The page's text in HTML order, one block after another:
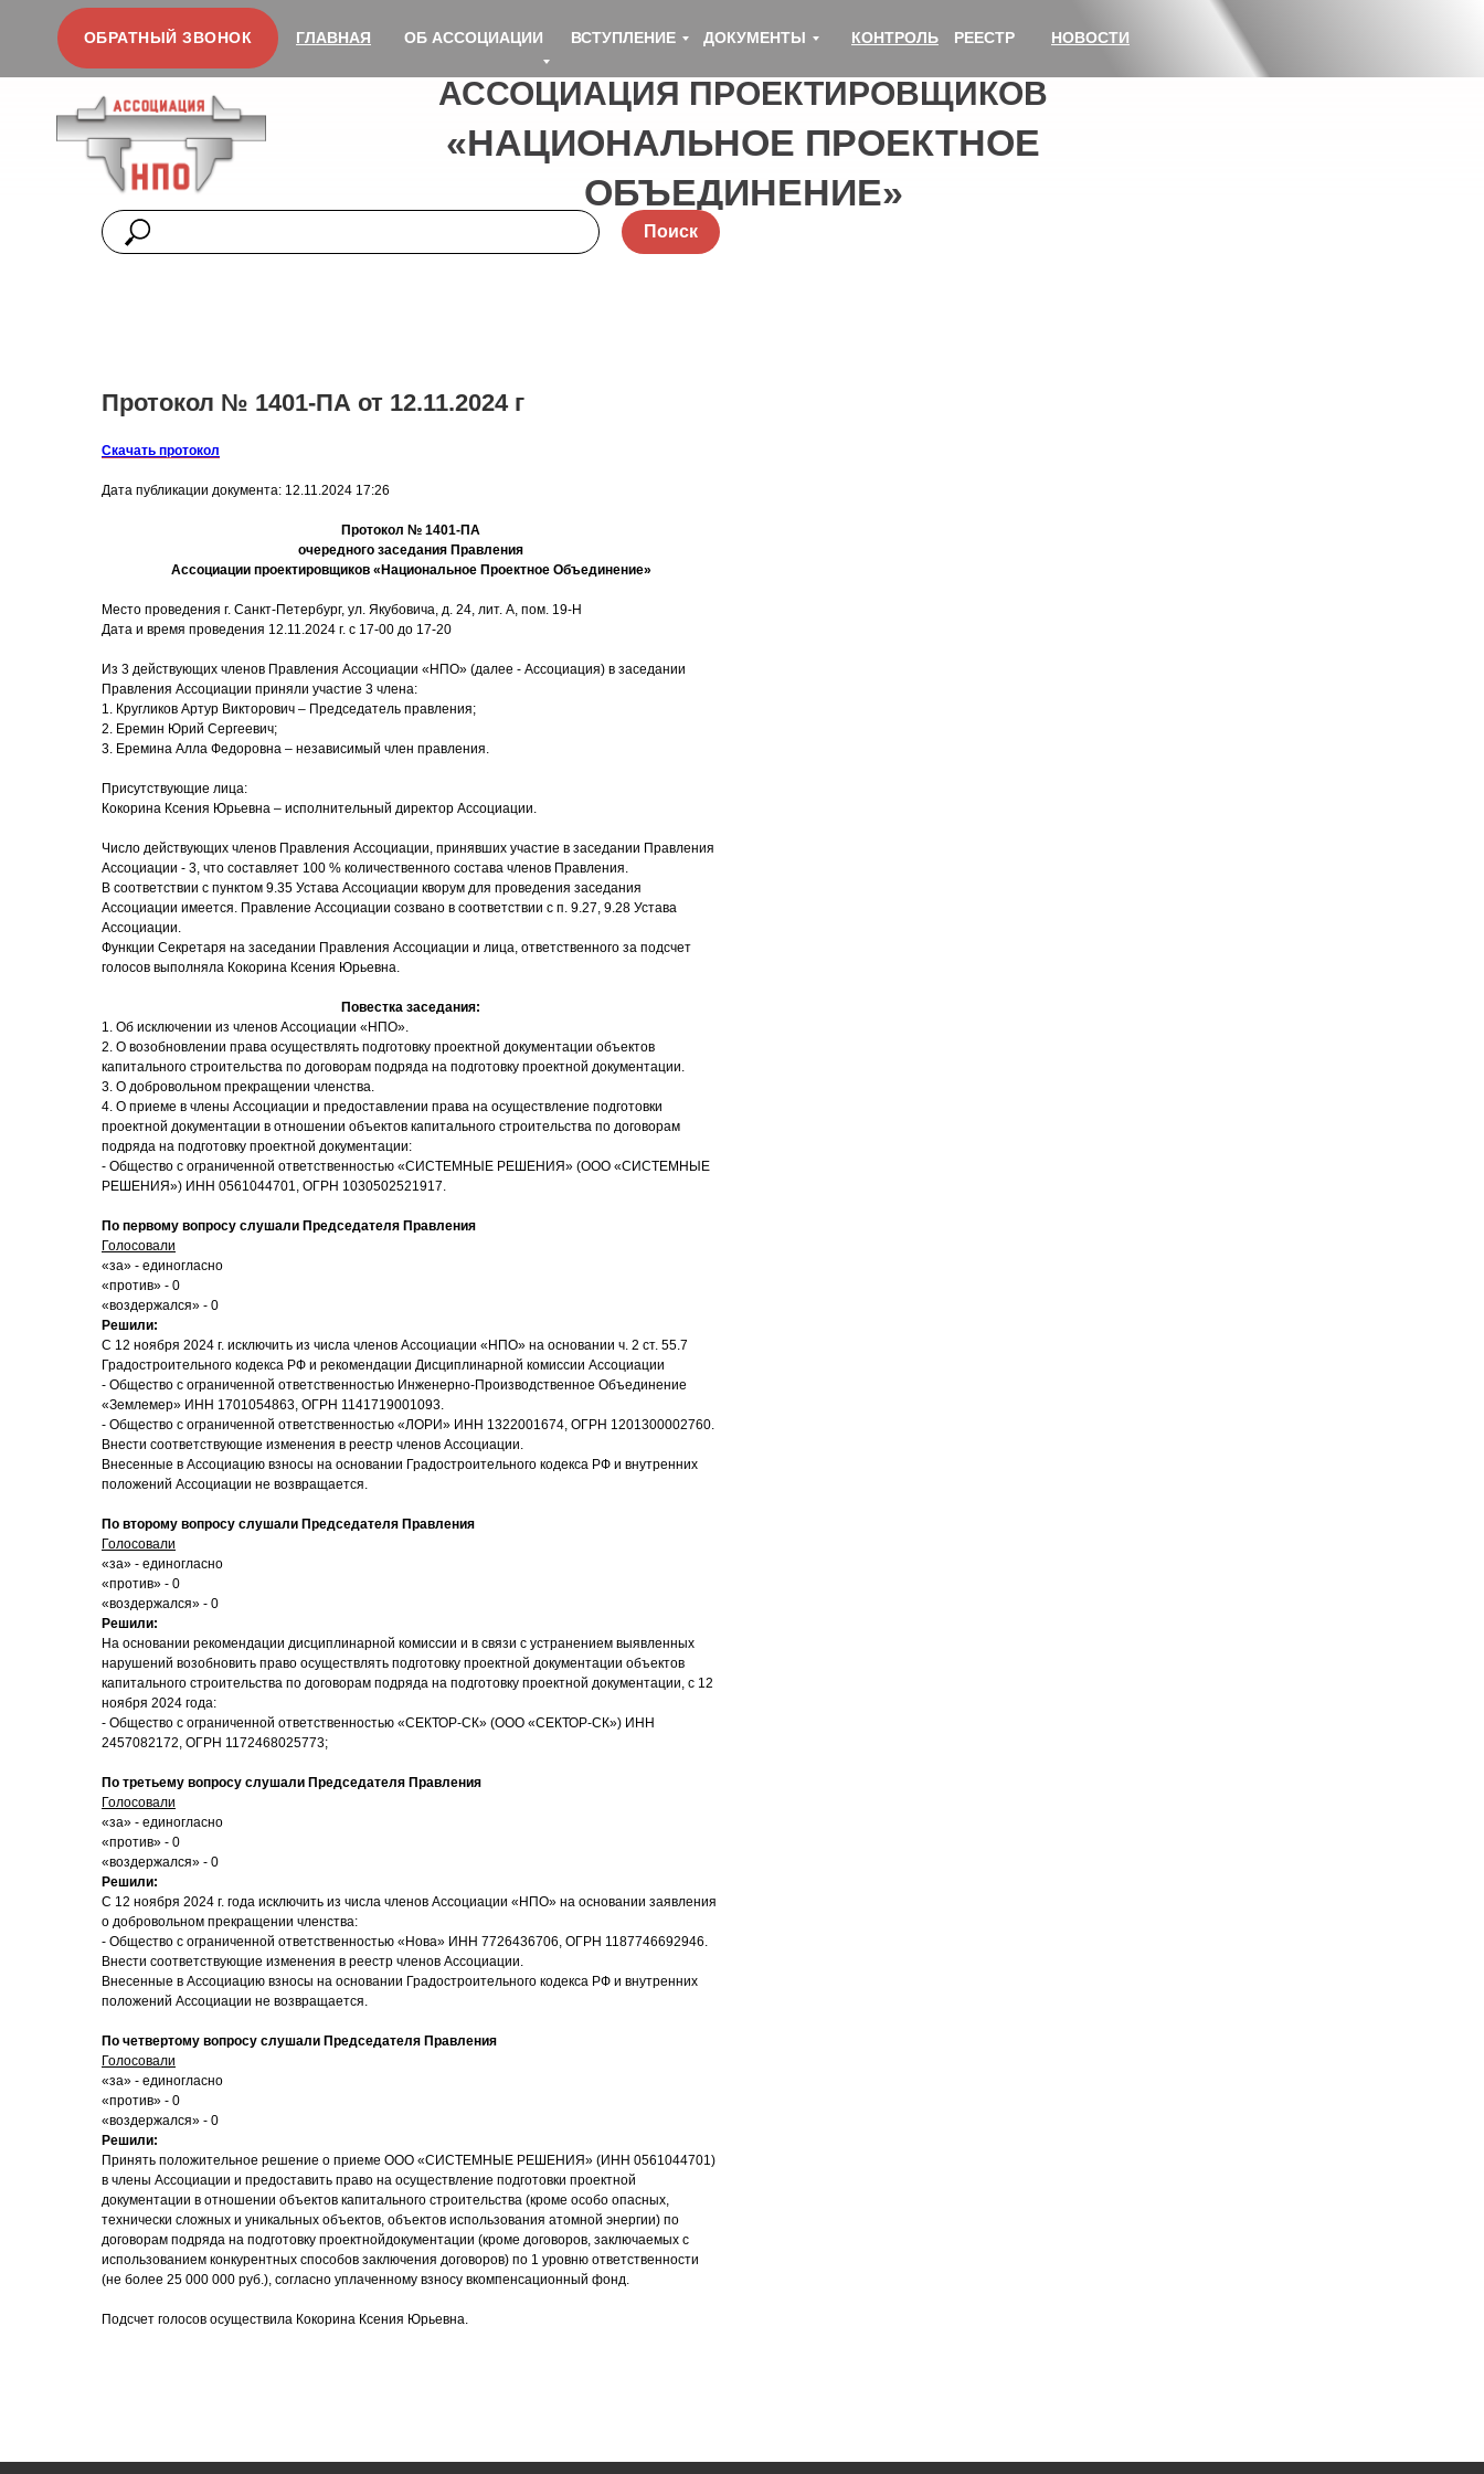
ОБ АССОЦИАЦИИ ДОКУМЕНТЫ
ВСТУПЛЕНИЕ КОНТРОЛЬ
ГЛАВНАЯ РЕЕСТР НОВОСТИ
ОБРАТНЫЙ ЗВОНОК
АССОЦИАЦИЯ ПРОЕКТИРОВЩИКОВ
«НАЦИОНАЛЬНОЕ ПРОЕКТНОЕ
ОБЪЕДИНЕНИЕ»
Поиск
Протокол № 1401-ПА от 12.11.2024 г
Скачать протокол
Дата публикации документа: 12.11.2024 17:26
Протокол № 1401-ПА
очередного заседания Правления
Ассоциации проектировщиков «Национальное Проектное Объединение»
Место проведения г. Санкт-Петербург, ул. Якубовича, д. 24, лит. А, пом. 19-Н
Дата и время проведения 12.11.2024 г. с 17-00 до 17-20
Из 3 действующих членов Правления Ассоциации «НПО» (далее - Ассоциация) в заседании
Правления Ассоциации приняли участие 3 члена:
1. Кругликов Артур Викторович – Председатель правления;
2. Еремин Юрий Сергеевич;
3. Еремина Алла Федоровна – независимый член правления.
Присутствующие лица:
Кокорина Ксения Юрьевна – исполнительный директор Ассоциации.
Число действующих членов Правления Ассоциации, принявших участие в заседании Правления
Ассоциации - 3, что составляет 100 % количественного состава членов Правления.
В соответствии с пунктом 9.35 Устава Ассоциации кворум для проведения заседания
Ассоциации имеется. Правление Ассоциации созвано в соответствии с п. 9.27, 9.28 Устава
Ассоциации.
Функции Секретаря на заседании Правления Ассоциации и лица, ответственного за подсчет
голосов выполняла Кокорина Ксения Юрьевна.
Повестка заседания:
1. Об исключении из членов Ассоциации «НПО».
2. О возобновлении права осуществлять подготовку проектной документации объектов
капитального строительства по договорам подряда на подготовку проектной документации.
3. О добровольном прекращении членства.
4. О приеме в члены Ассоциации и предоставлении права на осуществление подготовки
проектной документации в отношении объектов капитального строительства по договорам
подряда на подготовку проектной документации:
- Общество с ограниченной ответственностью «СИСТЕМНЫЕ РЕШЕНИЯ» (ООО «СИСТЕМНЫЕ
РЕШЕНИЯ») ИНН 0561044701, ОГРН 1030502521917.
По первому вопросу слушали Председателя Правления
Голосовали
«за» - единогласно
«против» - 0
«воздержался» - 0
Решили:
С 12 ноября 2024 г. исключить из числа членов Ассоциации «НПО» на основании ч. 2 ст. 55.7
Градостроительного кодекса РФ и рекомендации Дисциплинарной комиссии Ассоциации
- Общество с ограниченной ответственностью Инженерно-Производственное Объединение
«Землемер» ИНН 1701054863, ОГРН 1141719001093.
- Общество с ограниченной ответственностью «ЛОРИ» ИНН 1322001674, ОГРН 1201300002760.
Внести соответствующие изменения в реестр членов Ассоциации.
Внесенные в Ассоциацию взносы на основании Градостроительного кодекса РФ и внутренних
положений Ассоциации не возвращается.
По второму вопросу слушали Председателя Правления
Голосовали
«за» - единогласно
«против» - 0
«воздержался» - 0
Решили:
На основании рекомендации дисциплинарной комиссии и в связи с устранением выявленных
нарушений возобновить право осуществлять подготовку проектной документации объектов
капитального строительства по договорам подряда на подготовку проектной документации, с 12
ноября 2024 года:
- Общество с ограниченной ответственностью «СЕКТОР-СК» (ООО «СЕКТОР-СК») ИНН
2457082172, ОГРН 1172468025773;
По третьему вопросу слушали Председателя Правления
Голосовали
«за» - единогласно
«против» - 0
«воздержался» - 0
Решили:
С 12 ноября 2024 г. года исключить из числа членов Ассоциации «НПО» на основании заявления
о добровольном прекращении членства:
- Общество с ограниченной ответственностью «Нова» ИНН 7726436706, ОГРН 1187746692946.
Внести соответствующие изменения в реестр членов Ассоциации.
Внесенные в Ассоциацию взносы на основании Градостроительного кодекса РФ и внутренних
положений Ассоциации не возвращается.
По четвертому вопросу слушали Председателя Правления
Голосовали
«за» - единогласно
«против» - 0
«воздержался» - 0
Решили:
Принять положительное решение о приеме ООО «СИСТЕМНЫЕ РЕШЕНИЯ» (ИНН 0561044701)
в члены Ассоциации и предоставить право на осуществление подготовки проектной
документации в отношении объектов капитального строительства (кроме особо опасных,
технически сложных и уникальных объектов, объектов использования атомной энергии) по
договорам подряда на подготовку проектнойдокументации (кроме договоров, заключаемых с
использованием конкурентных способов заключения договоров) по 1 уровню ответственности
(не более 25 000 000 руб.), согласно уплаченному взносу вкомпенсационный фонд.
Подсчет голосов осуществила Кокорина Ксения Юрьевна.